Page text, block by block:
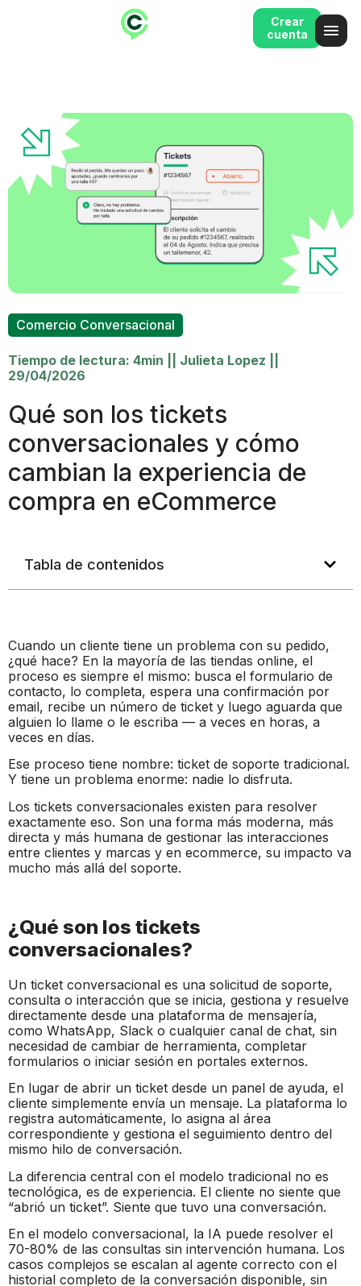
Crear
cuenta
Comercio Conversacional
Tiempo de lectura: 4min Julieta Lopez
29/04/2026
Qué son los tickets
conversacionales y cómo
cambian la experiencia de
compra en eCommerce
Tabla de contenidos
Cuando un cliente tiene un problema con su pedido,
¿qué hace? En la mayoría de las tiendas online, el
proceso es siempre el mismo: busca el formulario de
contacto, lo completa, espera una confirmación por
email, recibe un número de ticket y luego aguarda que
alguien lo llame o le escriba — a veces en horas, a
veces en días.
Ese proceso tiene nombre: ticket de soporte tradicional.
Y tiene un problema enorme: nadie lo disfruta.
Los tickets conversacionales existen para resolver
exactamente eso. Son una forma más moderna, más
directa y más humana de gestionar las interacciones
entre clientes y marcas y en ecommerce, su impacto va
mucho más allá del soporte.
¿Qué son los tickets
conversacionales?
Un ticket conversacional es una solicitud de soporte,
consulta o interacción que se inicia, gestiona y resuelve
directamente desde una plataforma de mensajería,
como WhatsApp, Slack o cualquier canal de chat, sin
necesidad de cambiar de herramienta, completar
formularios o iniciar sesión en portales externos.
En lugar de abrir un ticket desde un panel de ayuda, el
cliente simplemente envía un mensaje. La plataforma lo
registra automáticamente, lo asigna al área
correspondiente y gestiona el seguimiento dentro del
mismo hilo de conversación.
La diferencia central con el modelo tradicional no es
tecnológica, es de experiencia. El cliente no siente que
“abrió un ticket”. Siente que tuvo una conversación.
En el modelo conversacional, la IA puede resolver el
70-80% de las consultas sin intervención humana. Los
casos complejos se escalan al agente correcto con el
historial completo de la conversación disponible, sin